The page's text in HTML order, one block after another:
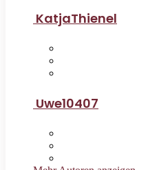
KatjaThienel
Uwe10407